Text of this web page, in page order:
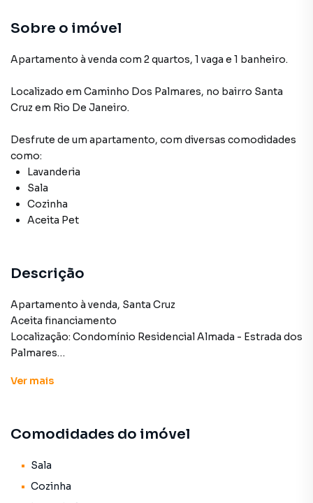
Sobre o imóvel
Apartamento à venda com 2 quartos, 1 vaga e 1 banheiro.
Localizado em Caminho Dos Palmares, no bairro Santa
Cruz em Rio De Janeiro.
Desfrute de um apartamento, com diversas comodidades
como:
Lavanderia
Sala
Cozinha
Aceita Pet
Descrição
Apartamento à venda, Santa Cruz
Aceita financiamento
Localização: Condomínio Residencial Almada - Estrada dos
Palmares
Santa Cruz, em Rio de Janeiro. Não encontrou o que
Apartamento em Rio de Janeiro? Entre em contato com
nossa equipe pelo telefone (21) 2215-6144.
Ver mais
Comodidades do imóvel
Sala
Cozinha